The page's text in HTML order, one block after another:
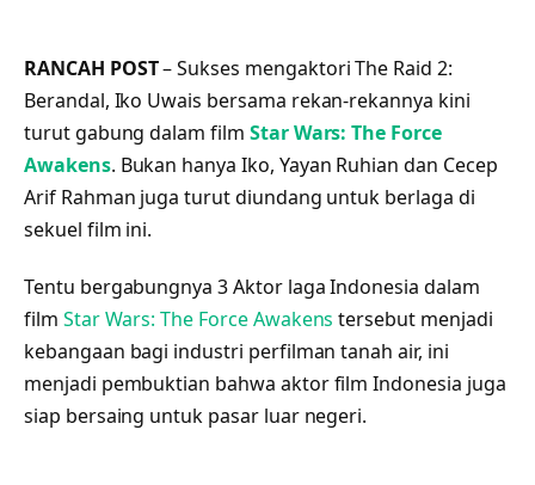
RANCAH POST– Sukses mengaktori The Raid 2:
Berandal, Iko Uwais bersama rekan-rekannya kini
turut gabung dalam film Star Wars: The Force
Awakens. Bukan hanya Iko, Yayan Ruhian dan Cecep
Arif Rahman juga turut diundang untuk berlaga di
sekuel film ini.
Tentu bergabungnya 3 Aktor laga Indonesia dalam
film Star Wars: The Force Awakens tersebut menjadi
kebangaan bagi industri perfilman tanah air, ini
menjadi pembuktian bahwa aktor film Indonesia juga
siap bersaing untuk pasar luar negeri.